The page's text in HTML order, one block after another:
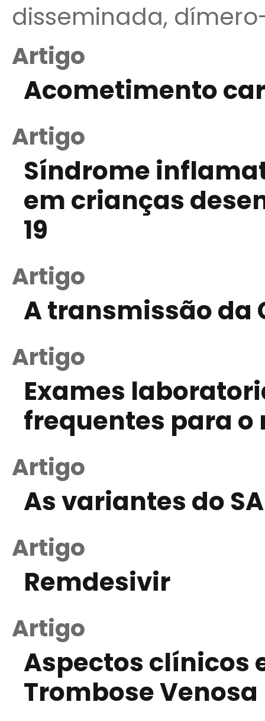
disseminada,
Artigo
Acometimento
Artigo
Síndrome
em crianças
19
Artigo
A transmissão da
Artigo
Exames
frequentes para
Artigo
As variantes do
Artigo
Remdesivir
Artigo
Aspectos clínicos
Trombose